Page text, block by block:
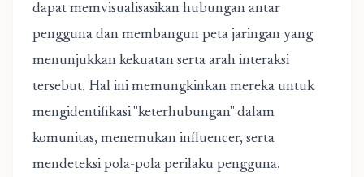
dapat memvisualisasikan hubungan antar
pengguna dan membangun peta jaringan yang
menunjukkan kekuatan serta arah interaksi
tersebut. Hal ini memungkinkan mereka untuk
mengidentifikasi "keterhubungan" dalam
komunitas, menemukan influencer, serta
mendeteksi pola-pola perilaku pengguna.